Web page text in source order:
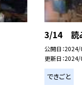
3/14 読
公開日
更新日
できごと